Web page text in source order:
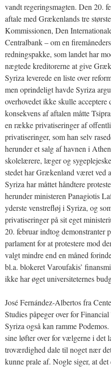
vandt regeringsmagten. Den 20.
aftale med Grækenlands tre
Kommissionen, Den
Centralbank – om en
redningspakke, som landet har
nægtede kreditorerne at give
Syriza leverede en liste over
men oprindeligt havde Syriza
overhovedet ikke skulle acceptere
konsekvens af aftalen måtte
en række privatiseringer af
privatiseringer, som han selv
herunder et salg af havnen i
skolelærere, læger og
stedet har Grækenland været ved
Syriza har måttet håndtere
herunder ministeren Panagiotis
yderste venstrefløj i Syriza, og
privatiseringer på sit eget
20. februar indtog demonstranter
parlament for at protestere mod
valgt mindre end en måned
bl.a. blokeret Varoufakis’
ikke har øget universiteternes
José Fernández-Albertos fra
Studies påpeger over for
Syriza også kan ramme
sine løfter over for vælgerne i det
troværdighed dale til noget nær
kunne prale af. Nogle siger, at